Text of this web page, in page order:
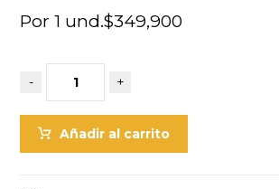
$349,900
Por 1 und.
- +
Añadir al carrito